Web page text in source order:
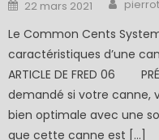
on
22 mars 2021
Le Common Cents
caractéristiques d’une
ARTICLE DE FRED 06
demandé si votre canne,
bien optimale avec une
que cette canne est […]